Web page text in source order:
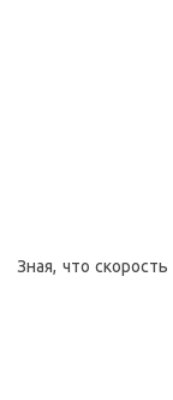
Зная, что скорость